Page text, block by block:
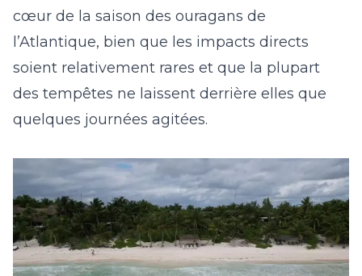
cœur de la saison des ouragans de
l’Atlantique, bien que les impacts directs
soient relativement rares et que la plupart
des tempêtes ne laissent derrière elles que
quelques journées agitées.